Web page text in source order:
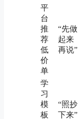
平
台
推
荐
低
价
单
“先做
起来
再说”
学
习
模
板
“照抄
下来”